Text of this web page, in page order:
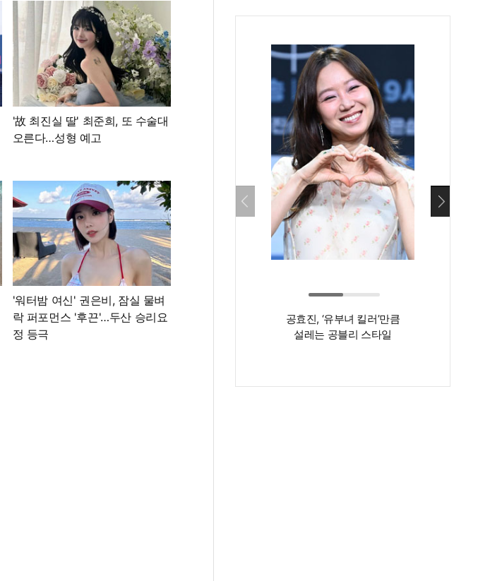
'故 최진실 딸' 최준희, 또 수술대
오른다…성형 예고
'워터밤 여신' 권은비, 잠실 물벼
락 퍼포먼스 '후끈'…두산 승리요
정 등극
공효진, ‘유부녀 킬러’만큼
설레는 공블리 스타일